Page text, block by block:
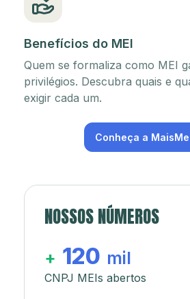
Benefícios do MEI
Quem se formaliza como MEI
privilégios. Descubra quais e
exigir cada um.
Conheça a
NOSSOS NÚMEROS
+ 120 mil
CNPJ MEIs abertos